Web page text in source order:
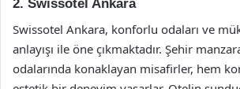
2. Swissotel Ankara
Swissotel Ankara, konforlu odaları ve
anlayışı ile öne çıkmaktadır. Şehir
odalarında konaklayan misafirler, hem